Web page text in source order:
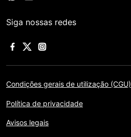
Siga nossas redes
Condições gerais de utilização (CGU)
Política de privacidade
Avisos legais